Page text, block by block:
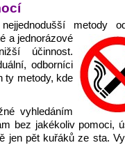
metody
a jednorázové
účinnost.
odborníci
ty metody, kde
vyhledáním
bez jakékoliv pomoci,
jen pět kuřáků ze sta.